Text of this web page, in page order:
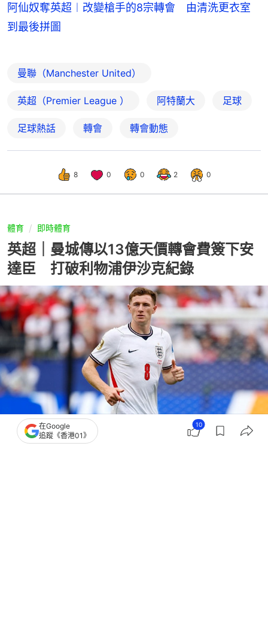
阿仙奴奪英超︱改變槍手的8宗轉會 由清洗更衣室
到最後拼圖
曼聯（Manchester United）
英超（Premier League ） 阿特蘭大 足球
足球熱話 轉會 轉會動態
8 0 0 2 0
體育 即時體育
英超｜曼城傳以13億天價轉會費簽下安
達臣 打破利物浦伊沙克紀錄
撰文：聯合早報
在Google
追蹤《香港01》
10